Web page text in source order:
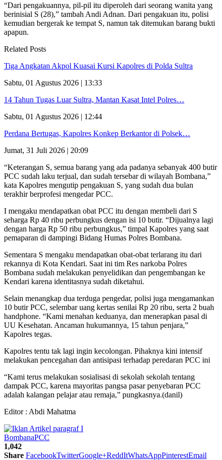
“Dari pengakuannya, pil-pil itu diperoleh dari seorang wanita yang
berinisial S (28),” tambah Andi Adnan. Dari pengakuan itu, polisi
kemudian bergerak ke tempat S, namun tak ditemukan barang bukti
apapun.
Related Posts
Tiga Angkatan Akpol Kuasai Kursi Kapolres di Polda Sultra
Sabtu, 01 Agustus 2026 | 13:33
14 Tahun Tugas Luar Sultra, Mantan Kasat Intel Polres…
Sabtu, 01 Agustus 2026 | 12:44
Perdana Bertugas, Kapolres Konkep Berkantor di Polsek…
Jumat, 31 Juli 2026 | 20:09
“Keterangan S, semua barang yang ada padanya sebanyak 400 butir
PCC sudah laku terjual, dan sudah tersebar di wilayah Bombana,”
kata Kapolres mengutip pengakuan S, yang sudah dua bulan
terakhir berprofesi mengedar PCC.
I mengaku mendapatkan obat PCC itu dengan membeli dari S
seharga Rp 40 ribu perbungkus dengan isi 10 butir. “Dijualnya lagi
dengan harga Rp 50 ribu perbungkus,” timpal Kapolres yang saat
pemaparan di dampingi Bidang Humas Polres Bombana.
Sementara S mengaku mendapatkan obat-obat terlarang itu dari
rekannya di Kota Kendari. Saat ini tim Res narkoba Polres
Bombana sudah melakukan penyelidikan dan pengembangan ke
Kendari karena identitasnya sudah diketahui.
Selain menangkap dua terduga pengedar, polisi juga mengamankan
10 butir PCC, selembar uang kertas senilai Rp 20 ribu, serta 2 buah
handphone. “Kami menahan keduanya, dan menerapkan pasal di
UU Kesehatan. Ancaman hukumannya, 15 tahun penjara,”
Kapolres tegas.
Kapolres tentu tak lagi ingin kecolongan. Pihaknya kini intensif
melakukan pencegahan dan antisipasi terhadap peredaran PCC ini
“Kami terus melakukan sosialisasi di sekolah sekolah tentang
dampak PCC, karena mayoritas pangsa pasar penyebaran PCC
adalah kalangan pelajar atau remaja,” pungkasnya.(danil)
Editor : Abdi Mahatma
BombanaPCC
1,042
Share FacebookTwitterGoogle+ReddItWhatsAppPinterestEmail